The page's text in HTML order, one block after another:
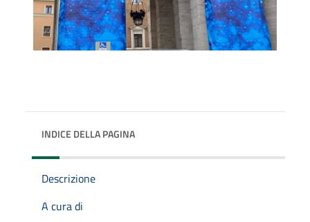
INDICE DELLA PAGINA
Descrizione
A cura di